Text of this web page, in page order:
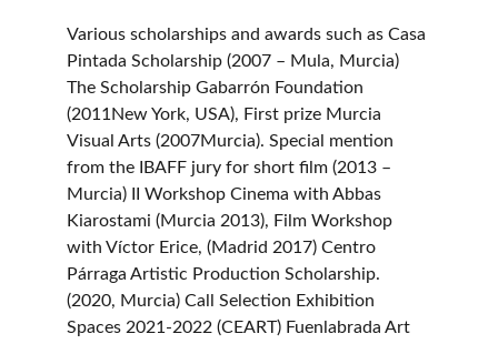
Various scholarships and awards such as Casa
Pintada Scholarship (2007 – Mula, Murcia)
The Scholarship Gabarrón Foundation
(2011New York, USA), First prize Murcia
Visual Arts (2007Murcia). Special mention
from the IBAFF jury for short film (2013 –
Murcia) II Workshop Cinema with Abbas
Kiarostami (Murcia 2013), Film Workshop
with Víctor Erice, (Madrid 2017) Centro
Párraga Artistic Production Scholarship.
(2020, Murcia) Call Selection Exhibition
Spaces 2021-2022 (CEART) Fuenlabrada Art